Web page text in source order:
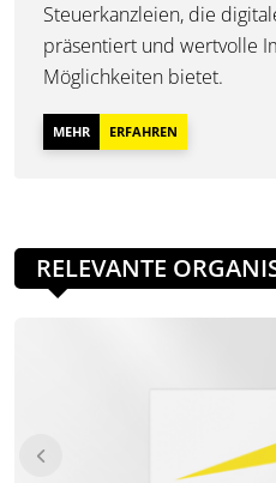
Steuerkanzleien, die
präsentiert und wertvolle
Möglichkeiten bietet.
MEHR ERFAHREN
RELEVANTE